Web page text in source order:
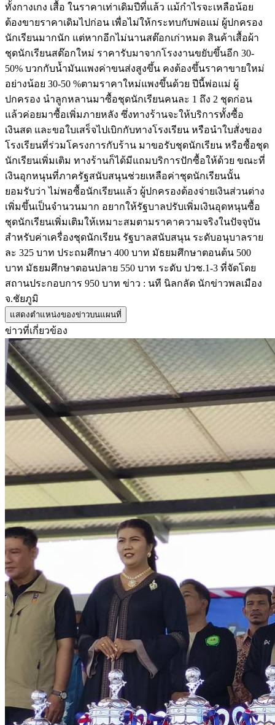
ทั้งกางเกง เสื้อ ในราคาเท่าเดิมปีที่แล้ว แม้กำไรจะเหลือน้อย
ต้องขายราคาเดิมไปก่อน เพื่อไม่ให้กระทบกับพ่อแม่ ผู้ปกครอง
นักเรียนมากนัก แต่หากอีกไม่นานสต๊อกเก่าหมด สินค้าเสื้อผ้า
ชุดนักเรียนสต๊อกใหม่ ราคารับมาจากโรงงานขยับขึ้นอีก 30-
50% บวกกับน้ำมันแพงค่าขนส่งสูงขึ้น คงต้องขึ้นราคาขายใหม่
อย่างน้อย 30-50 %ตามราคาใหม่แพงขึ้นด้วย ปีนี้พ่อแม่ ผู้
ปกครอง นำลูกหลานมาซื้อชุดนักเรียนคนละ 1 ถึง 2 ชุดก่อน
แล้วค่อยมาซื้อเพิ่มภายหลัง ซึ่งทางร้านจะให้บริการทั้งซื้อ
เงินสด และขอใบเสร็จไปเบิกกับทางโรงเรียน หรือนำใบสั่งของ
โรงเรียนที่ร่วมโครงการกับร้าน มาขอรับชุดนักเรียน หรือซื้อชุด
นักเรียนเพิ่มเติม ทางร้านก็ได้มีแถมบริการปักซื้อให้ด้วย ขณะที่
เงินอุกหนุนที่ภาครัฐสนับสนุนช่วยเหลือค่าชุดนักเรียนนั้น
ยอมรับว่า ไม่พอซื้อนักเรียนแล้ว ผู้ปกครองต้องจ่ายเงินส่วนต่าง
เพิ่มขึ้นเป็นจำนวนมาก อยากให้รัฐบาลปรับเพิ่มเงินอุดหนุนซื้อ
ชุดนักเรียนเพิ่มเติมให้เหมาะสมตามราคาความจริงในปัจจุบัน
สำหรับค่าเครื่องชุดนักเรียน รัฐบาลสนับสนุน ระดับอนุบาลราย
ละ 325 บาท ประถมศึกษา 400 บาท มัธยมศึกษาตอนต้น 500
บาท มัธยมศึกษาตอนปลาย 550 บาท ระดับ ปวช.1-3 ที่จัดโดย
สถานประกอบการ 950 บาท ข่าว : นที นิลกลัด นักข่าวพลเมือง
จ.ชัยภูมิ
แสดงตำแหน่งของข่าวบนแผนที่
ข่าวที่เกี่ยวข้อง